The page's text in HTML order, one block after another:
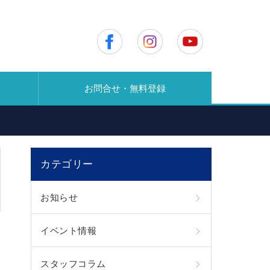
お問合せ・無料登録
カテゴリー
お知らせ
イベント情報
スタッフコラム